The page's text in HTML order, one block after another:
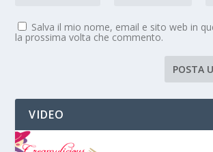
Salva il mio nome, email e sito web in
la prossima volta che commento.
VIDEO